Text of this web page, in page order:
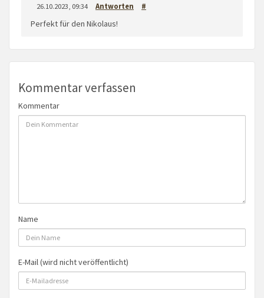
26.10.2023, 09:34 Antworten #
Perfekt für den Nikolaus!
Kommentar verfassen
Kommentar
Name
E-Mail (wird nicht veröffentlicht)